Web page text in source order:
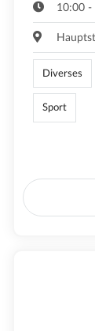
10:00 -
Diverses
Sport